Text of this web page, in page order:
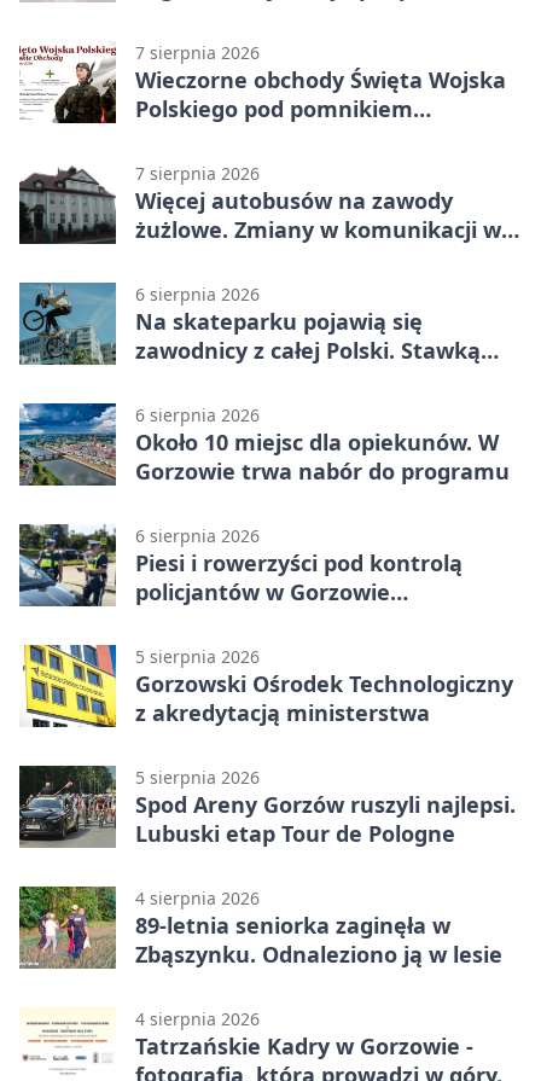
7 sierpnia 2026
Wieczorne obchody Święta Wojska
Polskiego pod pomnikiem
7 sierpnia 2026
Więcej autobusów na zawody
żużlowe. Zmiany w komunikacji w
6 sierpnia 2026
Na skateparku pojawią się
zawodnicy z całej Polski. Stawką
6 sierpnia 2026
Około 10 miejsc dla opiekunów. W
Gorzowie trwa nabór do programu
6 sierpnia 2026
Piesi i rowerzyści pod kontrolą
policjantów w Gorzowie
5 sierpnia 2026
Gorzowski Ośrodek Technologiczny
z akredytacją ministerstwa
5 sierpnia 2026
Spod Areny Gorzów ruszyli najlepsi.
Lubuski etap Tour de Pologne
4 sierpnia 2026
89-letnia seniorka zaginęła w
Zbąszynku. Odnaleziono ją w lesie
4 sierpnia 2026
Tatrzańskie Kadry w Gorzowie -
fotografia, która prowadzi w góry.